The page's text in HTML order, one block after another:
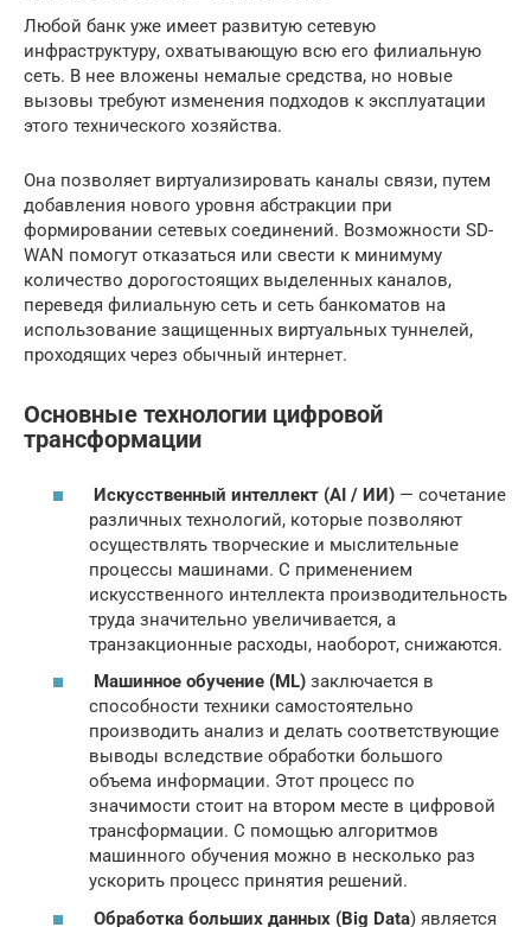
Любой банк уже имеет развитую сетевую
инфраструктуру, охватывающую всю его филиальную
сеть. В нее вложены немалые средства, но новые
вызовы требуют изменения подходов к эксплуатации
этого технического хозяйства.
Она позволяет виртуализировать каналы связи, путем
добавления нового уровня абстракции при
формировании сетевых соединений. Возможности SD-
WAN помогут отказаться или свести к минимуму
количество дорогостоящих выделенных каналов,
переведя филиальную сеть и сеть банкоматов на
использование защищенных виртуальных туннелей,
проходящих через обычный интернет.
Основные технологии цифровой
трансформации
Искусственный интеллект (AI / ИИ) — сочетание
различных технологий, которые позволяют
осуществлять творческие и мыслительные
процессы машинами. С применением
искусственного интеллекта производительность
труда значительно увеличивается, а
транзакционные расходы, наоборот, снижаются.
Машинное обучение (ML) заключается в
способности техники самостоятельно
производить анализ и делать соответствующие
выводы вследствие обработки большого
объема информации. Этот процесс по
значимости стоит на втором месте в цифровой
трансформации. С помощью алгоритмов
машинного обучения можно в несколько раз
ускорить процесс принятия решений.
Обработка больших данных (Big Data) является